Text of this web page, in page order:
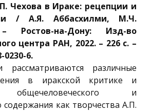
Чехова в Ираке: рецепции и
/ А.Я. Аббасхилми, М.Ч.
Ростов-на-Дону: Изд-во
центра РАН, 2022. – 226 с. –
0230-6.
различные
в иракской критике и
общечеловеческого и
как творчества А.П.